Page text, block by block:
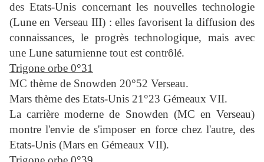
des Etats-Unis concernant les nouvelles technologie
(Lune en Verseau III) : elles favorisent la diffusion des
connaissances, le progrès technologique, mais avec
une Lune saturnienne tout est contrôlé.
Trigone orbe 0°31
MC thème de Snowden 20°52 Verseau.
Mars thème des Etats-Unis 21°23 Gémeaux VII.
La carrière moderne de Snowden (MC en Verseau)
montre l'envie de s'imposer en force chez l'autre, des
Etats-Unis (Mars en Gémeaux VII).